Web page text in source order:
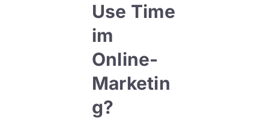
Use Time
im
Online-
Marketin
g?